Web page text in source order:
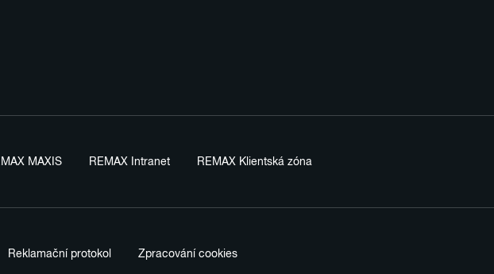
MAXIS REMAX Intranet REMAX Klientská zóna
Reklamační protokol Zpracování cookies